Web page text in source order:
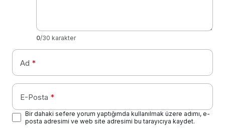
0/30 karakter
Ad *
E-Posta *
Bir dahaki sefere yorum yaptığımda kullanılmak üzere adımı, e-
posta adresimi ve web site adresimi bu tarayıcıya kaydet.